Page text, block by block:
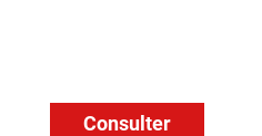
Consulter